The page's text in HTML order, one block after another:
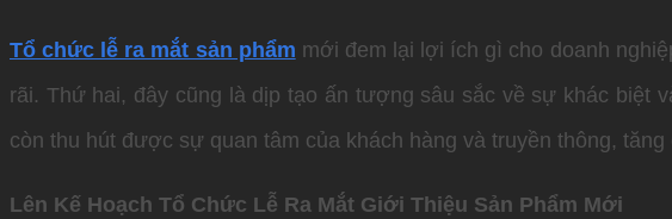
Tổ chức lễ ra mắt sản phẩm mới đem lại lợi ích gì cho doanh
rãi. Thứ hai, đây cũng là dịp tạo ấn tượng sâu sắc về sự khác biệt
còn thu hút được sự quan tâm của khách hàng và truyền thông,
Lên Kế Hoạch Tổ Chức Lễ Ra Mắt Giới Thiệu Sản Phẩm Mới